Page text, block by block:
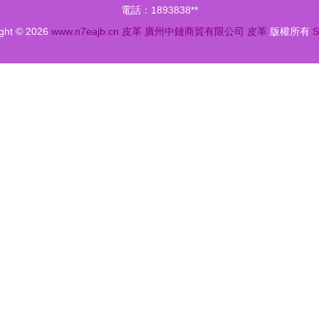
電話：1893838**
© 2026 www.n7eajb.cn 皮革 廣州中鏈商貿有限公司 皮革 版權所有